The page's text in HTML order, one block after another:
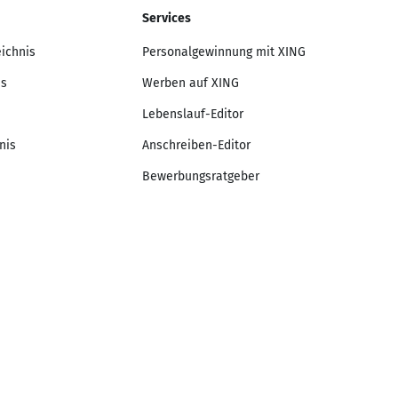
Services
Personalgewinnung mit XING
Werben auf XING
Lebenslauf-Editor
Anschreiben-Editor
Bewerbungsratgeber